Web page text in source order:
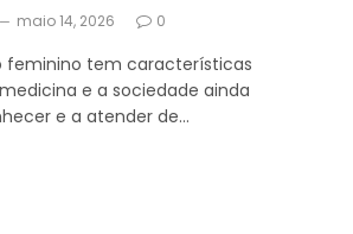
maio 14, 2026 0
feminino tem características
e a sociedade ainda
e a atender de…